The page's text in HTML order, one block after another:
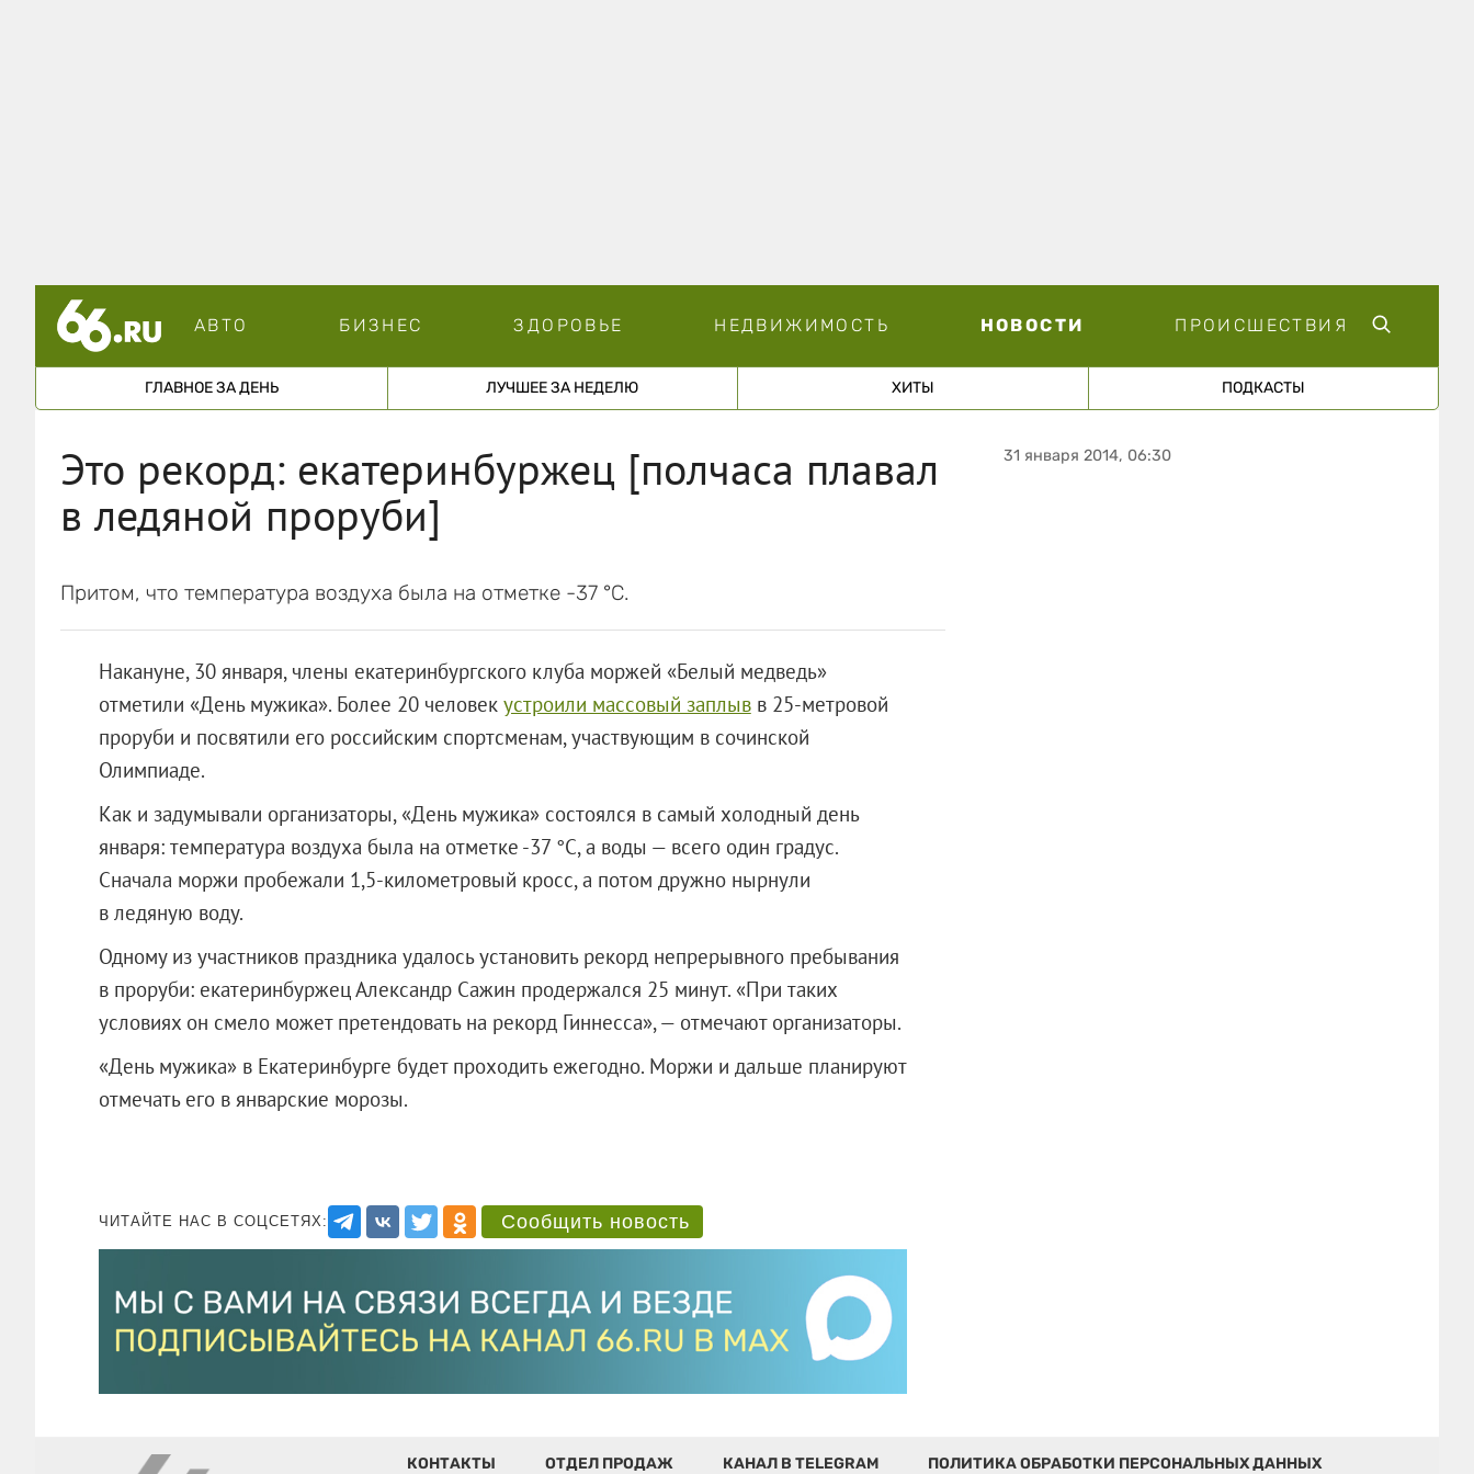
АВТО БИЗНЕС ЗДОРОВЬЕ НЕДВИЖИМОСТЬ НОВОСТИ ПРОИСШЕСТВИЯ
ГЛАВНОЕ ЗА ДЕНЬ ЛУЧШЕЕ ЗА НЕДЕЛЮ ХИТЫ ПОДКАСТЫ
Это рекорд: екатеринбуржец [полчаса плавал
в ледяной проруби]
Притом, что температура воздуха была на отметке -37 °С.
Накануне, 30 января, члены екатеринбургского клуба моржей «Белый медведь»
отметили «День мужика». Более 20 человек устроили массовый заплывв 25-метровой
проруби и посвятили его российским спортсменам, участвующим в сочинской
Олимпиаде.
Как и задумывали организаторы, «День мужика» состоялся в самый холодный день
января: температура воздуха была на отметке -37 °С, а воды — всего один градус.
Сначала моржи пробежали 1,5-километровый кросс, а потом дружно нырнули
в ледяную воду.
Одному из участников праздника удалось установить рекорд непрерывного пребывания
в проруби: екатеринбуржец Александр Сажин продержался 25 минут. «При таких
условиях он смело может претендовать на рекорд Гиннесса», — отмечают организаторы.
«День мужика» в Екатеринбурге будет проходить ежегодно. Моржи и дальше планируют
отмечать его в январские морозы.
ЧИТАЙТЕ НАС В СОЦСЕТЯХ: Сообщить новость
31 января 2014, 06:30
КОНТАКТЫ ОТДЕЛ ПРОДАЖ КАНАЛ В TELEGRAM ПОЛИТИКА ОБРАБОТКИ ПЕРСОНАЛЬНЫХ ДАННЫХ